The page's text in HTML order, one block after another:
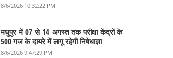
8/6/2026 10:32:22 PM
मधुपुर में 07 से 14 अगस्त तक परीक्षा केंद्रों के
500 गज के दायरे में लागू रहेगी निषेधाज्ञा
8/6/2026 9:47:29 PM